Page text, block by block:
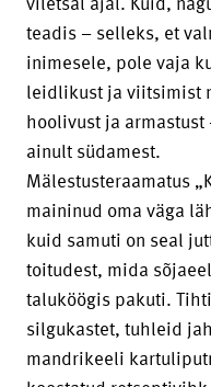
teadis – selleks, et
inimesele, pole vaja
leidlikust ja viitsimist
hoolivust ja
ainult südamest.
Mälestusteraamatus
maininud oma väga
kuid samuti on seal
toitudest, mida
taluköögis pakuti.
silgukastet, tuhleid
mandrikeeli